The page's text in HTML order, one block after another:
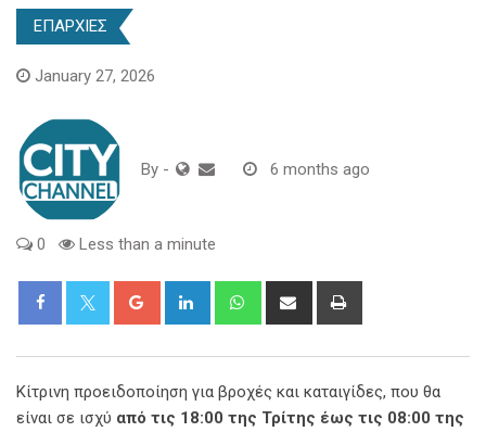
ΕΠΑΡΧΙΕΣ
January 27, 2026
By - 6 months ago
0 Less than a minute
Google+ LinkedIn WhatsappShare
Κίτρινη προειδοποίηση για βροχές και καταιγίδες, που θα
είναι σε ισχύ από τις 18:00 της Τρίτης έως τις 08:00 της